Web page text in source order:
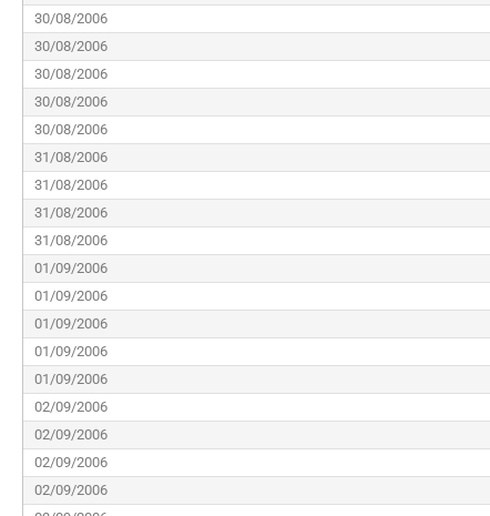
30/08/2006
30/08/2006
30/08/2006
30/08/2006
30/08/2006
31/08/2006
31/08/2006
31/08/2006
31/08/2006
01/09/2006
01/09/2006
01/09/2006
01/09/2006
01/09/2006
02/09/2006
02/09/2006
02/09/2006
02/09/2006